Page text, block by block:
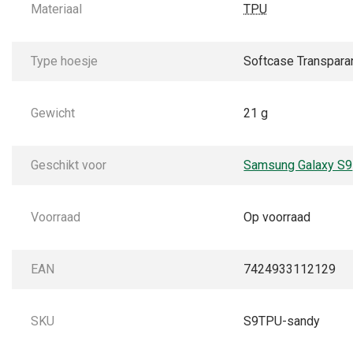
Materiaal TPU
Type hoesje Softcase
Gewicht 21 g
Geschikt voor Samsung Galaxy S9
Voorraad Op voorraad
EAN 7424933112129
SKU S9TPU-sandy